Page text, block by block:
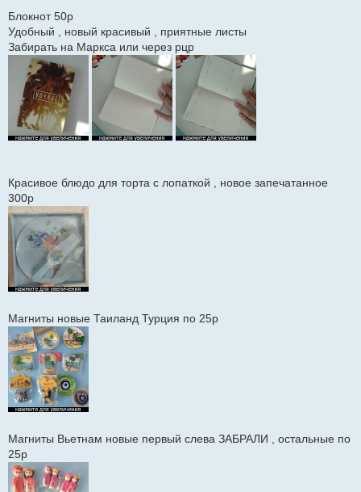
Блокнот 50р
Удобный , новый красивый , приятные листы
Забирать на Маркса или через рцр
Красивое блюдо для торта с лопаткой , новое запечатанное
300р
Магниты новые Таиланд Турция по 25р
Магниты Вьетнам новые первый слева ЗАБРАЛИ , остальные по
25р